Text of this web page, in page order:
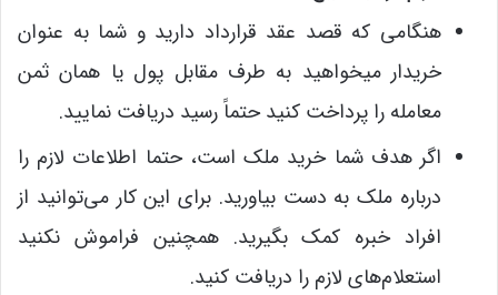
هنگامی که قصد عقد قرارداد دارید و شما به عنوان
خریدار میخواهید به طرف مقابل پول یا همان ثمن
معامله را پرداخت کنید حتماً رسید دریافت نمایید.
اگر هدف شما خرید ملک است، حتما اطلاعات لازم را
درباره ملک به دست بیاورید. برای این کار می‌توانید از
افراد خبره کمک بگیرید. همچنین فراموش نکنید
استعلام‌های لازم را دریافت کنید.